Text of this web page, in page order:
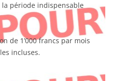
période indispensable
de 1’000 francs par mois
incluses.